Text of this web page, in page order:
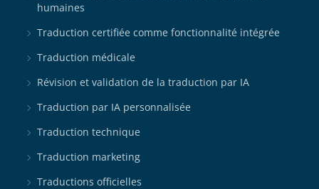
humaines
Traduction certifiée comme fonctionnalité intégrée
Traduction médicale
Révision et validation de la traduction par IA
Traduction par IA personnalisée
Traduction technique
Traduction marketing
Traductions officielles